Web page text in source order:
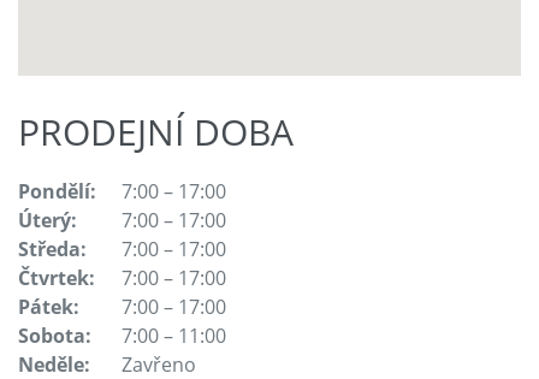
PRODEJNÍ DOBA
Pondělí:
7:00 – 17:00
Úterý:
7:00 – 17:00
Středa:
7:00 – 17:00
Čtvrtek:
7:00 – 17:00
Pátek:
7:00 – 17:00
Sobota:
7:00 – 11:00
Neděle:
Zavřeno